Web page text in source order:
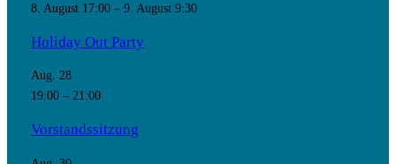
8. August 17:00– 9. August 9:30
Holiday Out Party
Aug. 28
19:00– 21:00
Vorstandssitzung